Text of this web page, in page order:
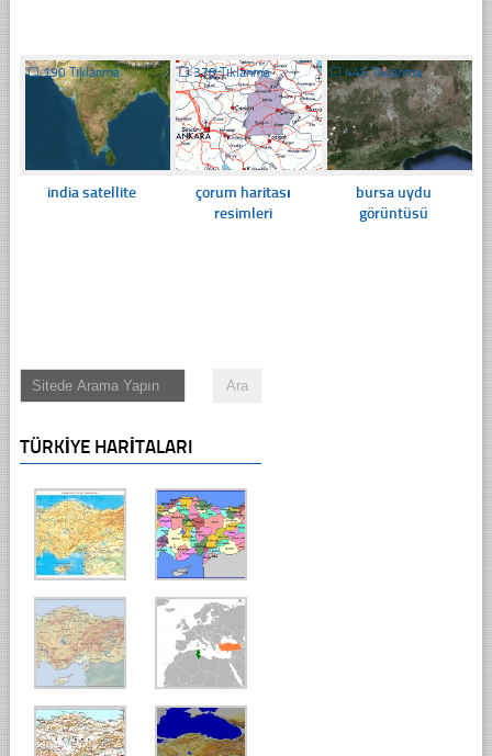
☐190 Tıklanma
india satellite
☐378 Tıklanma
çorum haritası
resimleri
☐ 445 Tıklanma
bursa uydu
görüntüsü
TÜRKIYE HARITALARI